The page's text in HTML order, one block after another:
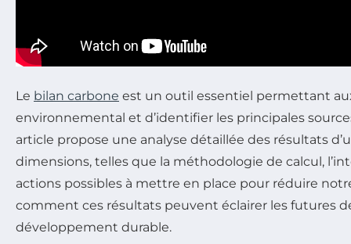
Le bilan carbone est un outil essentiel permettant
environnemental et d’identifier les principales
article propose une analyse détaillée des résultats
dimensions, telles que la méthodologie de calcul,
actions possibles à mettre en place pour réduire
comment ces résultats peuvent éclairer les futures
développement durable.